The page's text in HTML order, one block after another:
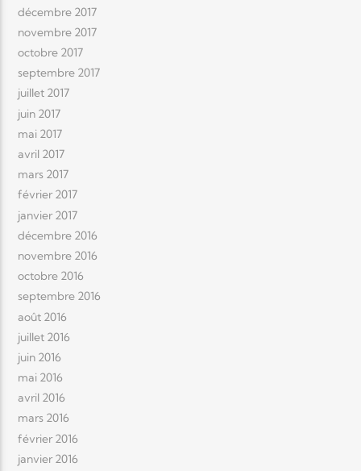
décembre 2017
novembre 2017
octobre 2017
septembre 2017
juillet 2017
juin 2017
mai 2017
avril 2017
mars 2017
février 2017
janvier 2017
décembre 2016
novembre 2016
octobre 2016
septembre 2016
août 2016
juillet 2016
juin 2016
mai 2016
avril 2016
mars 2016
février 2016
janvier 2016